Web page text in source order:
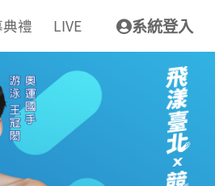
禮 LIVE 系統登入